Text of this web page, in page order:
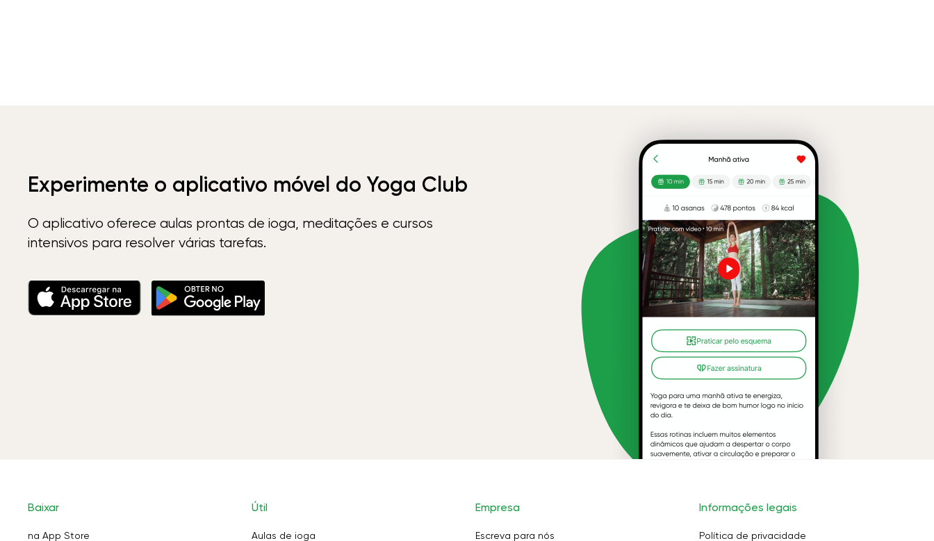
Experimente o aplicativo móvel do Yoga Club
O aplicativo oferece aulas prontas de ioga, meditações e cursos
intensivos para resolver várias tarefas.
Baixar
na App Store
Útil
Aulas de ioga
Empresa
Escreva para nós
Informações legais
Política de privacidade